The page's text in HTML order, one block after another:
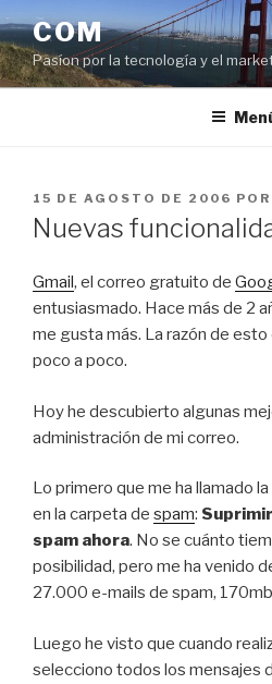
al
contenido
COM
Pasíon por la tecnología y el
PUBLICADO
EL
15 DE AGOSTO DE 2006 POR
Nuevas
Gmail, el correo gratuito de
entusiasmado. Hace más de 2
me gusta más. La razón de
poco a poco.
Hoy he descubierto algunas
administración de mi correo.
Lo primero que me ha llamado
en la carpeta de spam:
spam ahora. No se cuánto
posibilidad, pero me ha venido
27.000 e-mails de spam,
Luego he visto que cuando
selecciono todos los mensajes